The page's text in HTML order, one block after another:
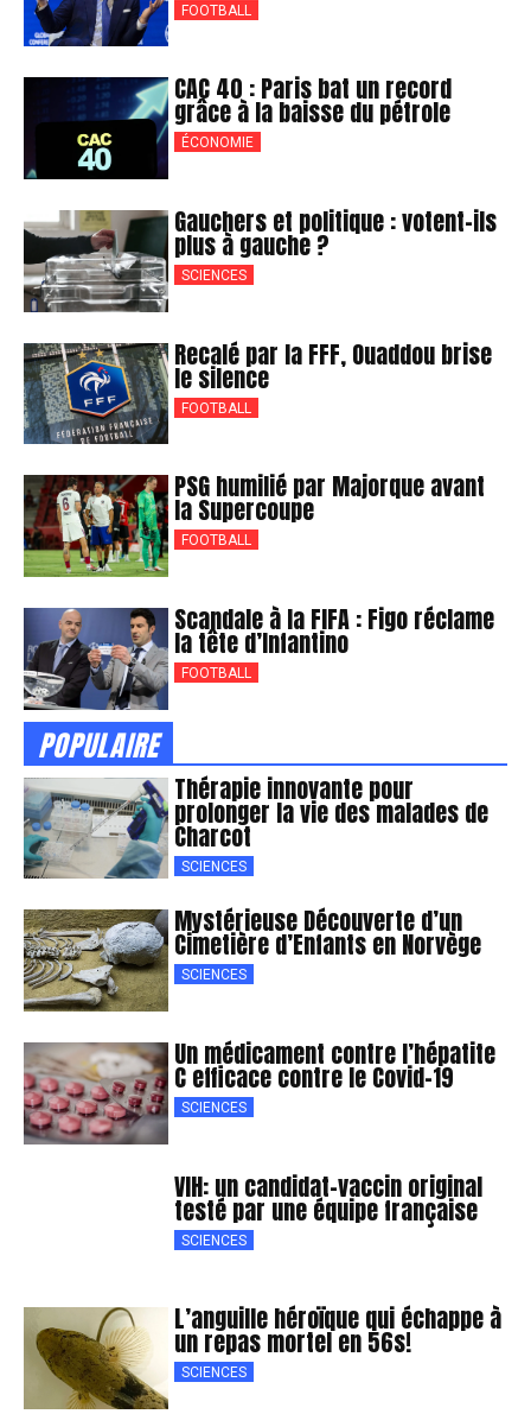
FOOTBALL
CAC 40 : Paris bat un record
grâce à la baisse du pétrole
ÉCONOMIE
Gauchers et politique : votent-ils
plus à gauche ?
SCIENCES
Recalé par la FFF, Ouaddou brise
le silence
FOOTBALL
PSG humilié par Majorque avant
la Supercoupe
FOOTBALL
Scandale à la FIFA : Figo réclame
la tête d’Infantino
FOOTBALL
POPULAIRE
Thérapie innovante pour
prolonger la vie des malades de
Charcot
SCIENCES
Mystérieuse Découverte d’un
Cimetière d’Enfants en Norvège
SCIENCES
Un médicament contre l’hépatite
C efficace contre le Covid-19
SCIENCES
VIH: un candidat-vaccin original
testé par une équipe française
SCIENCES
L’anguille héroïque qui échappe à
un repas mortel en 56s!
SCIENCES